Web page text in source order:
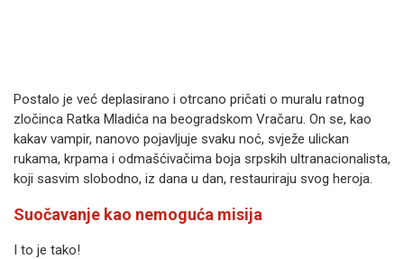
Postalo je već deplasirano i otrcano pričati o muralu ratnog
zločinca Ratka Mladića na beogradskom Vračaru. On se, kao
kakav vampir, nanovo pojavljuje svaku noć, svježe ulickan
rukama, krpama i odmašćivačima boja srpskih ultranacionalista,
koji sasvim slobodno, iz dana u dan, restauriraju svog heroja.
Suočavanje kao nemoguća misija
I to je tako!